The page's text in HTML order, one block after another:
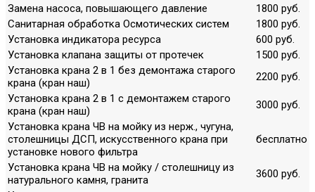
Замена насоса, повышающего давление
1800 руб.
Санитарная обработка Осмотических систем
1800 руб.
Установка индикатора ресурса
600 руб.
Установка клапана защиты от протечек
1500 руб.
Установка крана 2 в 1 без демонтажа старого
крана (кран наш)
2200 руб.
Установка крана 2 в 1 с демонтажем старого
крана (кран наш)
3000 руб.
Установка крана ЧВ на мойку из нерж., чугуна,
столешницы ДСП, искусственного крана при
установке нового фильтра
бесплатно
Установка крана ЧВ на мойку / столешницу из
натурального камня, гранита
3600 руб.